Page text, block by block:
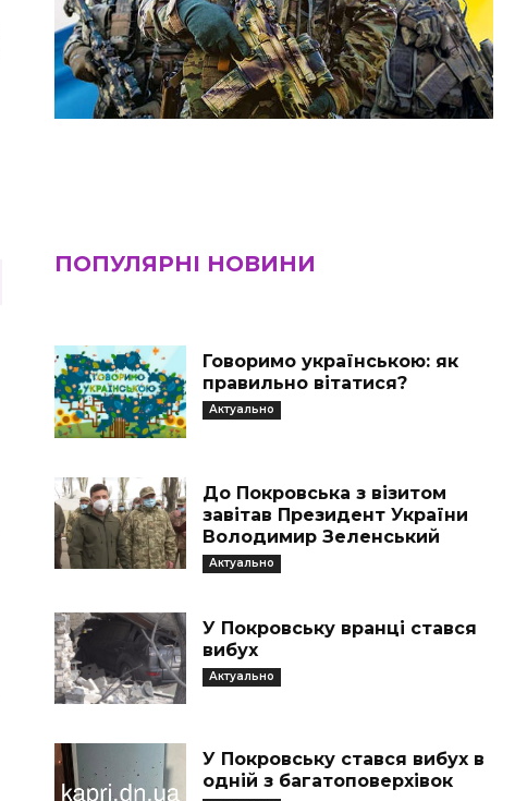
ПОПУЛЯРНІ НОВИНИ
Говоримо українською: як
правильно вітатися?
Актуально
До Покровська з візитом
завітав Президент України
Володимир Зеленський
Актуально
У Покровську вранці стався
вибух
Актуально
У Покровську стався вибух в
одній з багатоповерхівок